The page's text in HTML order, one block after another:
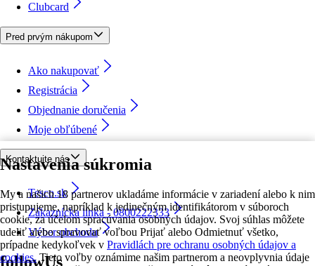
Nastavenia súkromia
My a našich 18 partnerov ukladáme informácie v zariadení alebo k nim
pristupujeme, napríklad k jedinečným identifikátorom v súboroch
cookie, za účelom spracúvania osobných údajov. Svoj súhlas môžete
udeliť alebo spravovať voľbou Prijať alebo Odmietnuť všetko,
prípadne kedykoľvek v Pravidlách pre ochranu osobných údajov a
cookies. Tieto voľby oznámime našim partnerom a neovplyvnia údaje
Clubcard
Pred prvým nákupom
Ako nakupovať
Registrácia
Objednanie doručenia
Moje obľúbené
Kontaktujte nás
Tesco.sk
Zákaznícka linka - 0800222333
Výber obchodu
followUs